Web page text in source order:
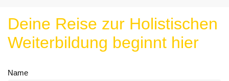
Deine Reise zur Holistischen
Weiterbildung beginnt hier
Name